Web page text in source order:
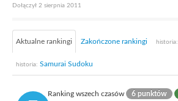
Dołączył 2 sierpnia 2011
Aktualne rankingi Zakończone rankingi historia:
historia: Samurai Sudoku
Ranking wszech czasów 6 punktów